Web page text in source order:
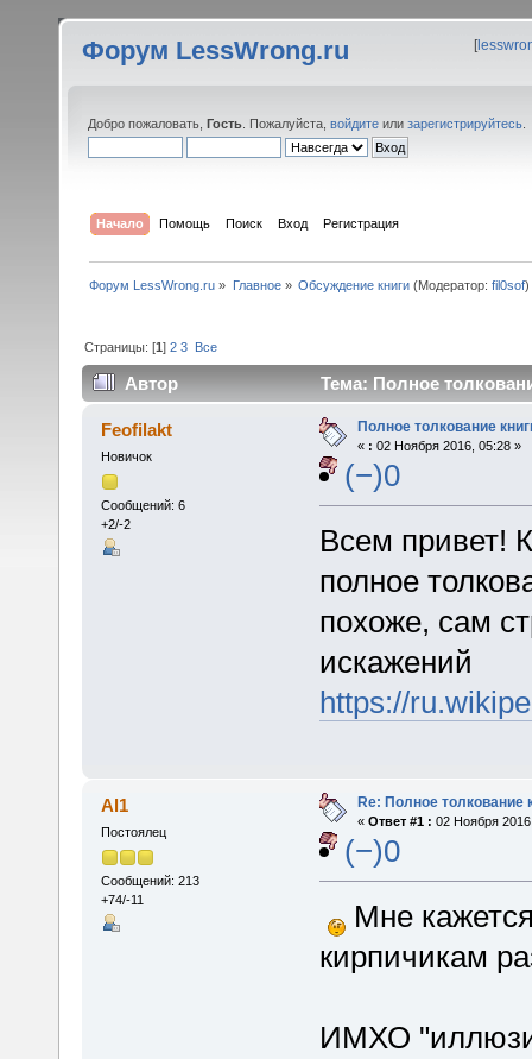
Форум LessWrong.ru [
Добро пожаловать, Гость . Пожалуйста, войдите или зарегистрируйтесь
Начало Помощь Поиск Вход Регистрация
Форум LessWrong.ru » Главное» Обсуждение книги(Модератор: fil0sof)
Страницы: [1]2 3 Все
Автор Тема: Полное
Feofilakt
Новичок
Сообщений: 6
+2/-2
Полное толкование
« : 02 Ноября 2016, 05:28 »
(−)0
Всем привет!
полное
похоже, сам
искажений
https://
Al1
Постоялец
Сообщений: 213
+74/-11
Re: Полное толкование
« Ответ #1 : 02 Ноября
(−)0
Мне
кирпичикам
ИМХО